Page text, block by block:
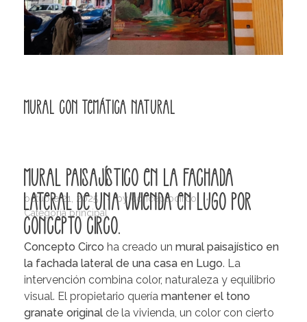
Mural con temática natural
octubre 21, 2025 by conceptocirco
Categoría principal
Mural paisajístico en la fachada
lateral de una vivienda en Lugo por
Concepto Circo.
Concepto Circo ha creado un mural paisajístico en
la fachada lateral de una casa en Lugo. La
intervención combina color, naturaleza y equilibrio
visual. El propietario quería mantener el tono
granate original de la vivienda, un color con cierto